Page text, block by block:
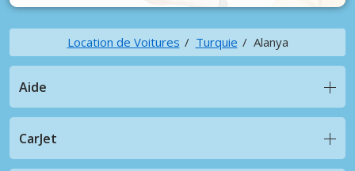
Location de Voitures Turquie Alanya
Aide
CarJet